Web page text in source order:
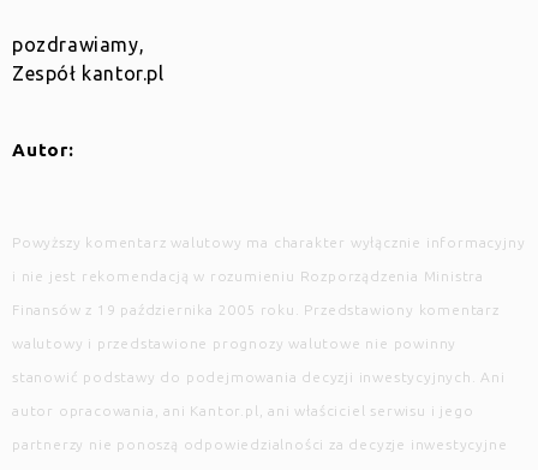
pozdrawiamy,
Zespół kantor.pl
Autor:
Powyższy komentarz walutowy ma charakter wyłącznie informacyjny
i nie jest rekomendacją w rozumieniu Rozporządzenia Ministra
Finansów z 19 października 2005 roku. Przedstawiony komentarz
walutowy i przedstawione prognozy walutowe nie powinny
stanowić podstawy do podejmowania decyzji inwestycyjnych. Ani
autor opracowania, ani Kantor.pl, ani właściciel serwisu i jego
partnerzy nie ponoszą odpowiedzialności za decyzje inwestycyjne